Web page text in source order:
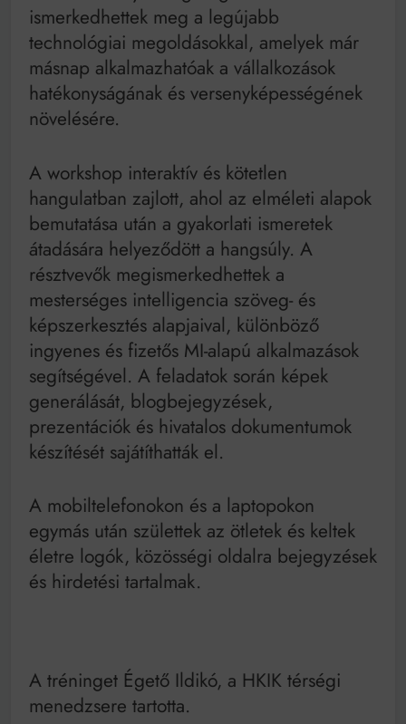
ismerkedhettek meg a legújabb
technológiai megoldásokkal, amelyek már
másnap alkalmazhatóak a vállalkozások
hatékonyságának és versenyképességének
növelésére.
A workshop interaktív és kötetlen
hangulatban zajlott, ahol az elméleti alapok
bemutatása után a gyakorlati ismeretek
átadására helyeződött a hangsúly. A
résztvevők megismerkedhettek a
mesterséges intelligencia szöveg- és
képszerkesztés alapjaival, különböző
ingyenes és fizetős MI-alapú alkalmazások
segítségével. A feladatok során képek
generálását, blogbejegyzések,
prezentációk és hivatalos dokumentumok
készítését sajátíthatták el.
A mobiltelefonokon és a laptopokon
egymás után születtek az ötletek és keltek
életre logók, közösségi oldalra bejegyzések
és hirdetési tartalmak.
A tréninget Égető Ildikó, a HKIK térségi
menedzsere tartotta.